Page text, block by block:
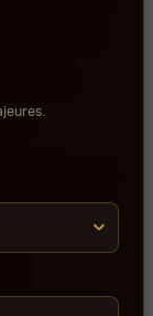
sur ce